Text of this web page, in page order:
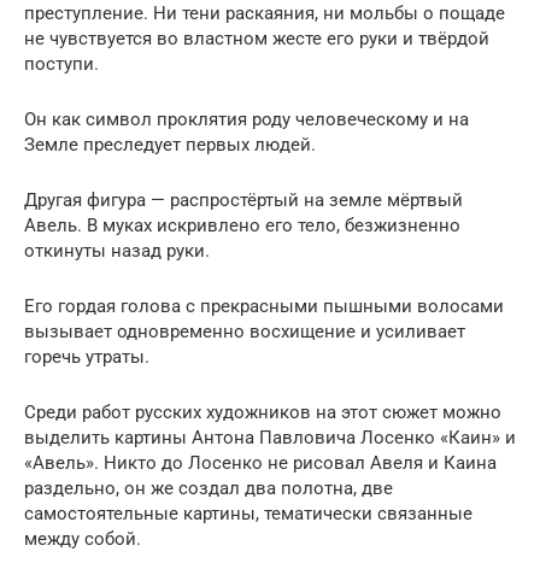
преступление. Ни тени раскаяния, ни мольбы о пощаде
не чувствуется во властном жесте его руки и твёрдой
поступи.
Он как символ проклятия роду человеческому и на
Земле преследует первых людей.
Другая фигура — распростёртый на земле мёртвый
Авель. В муках искривлено его тело, безжизненно
откинуты назад руки.
Его гордая голова с прекрасными пышными волосами
вызывает одновременно восхищение и усиливает
горечь утраты.
Среди работ русских художников на этот сюжет можно
выделить картины Антона Павловича Лосенко «Каин» и
«Авель». Никто до Лосенко не рисовал Авеля и Каина
раздельно, он же создал два полотна, две
самостоятельные картины, тематически связанные
между собой.